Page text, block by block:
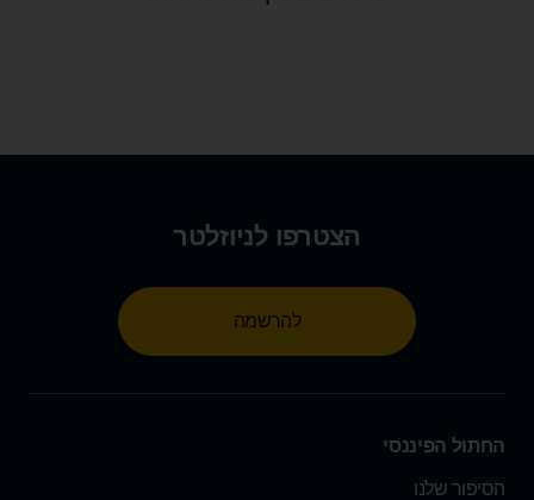
הצטרפו לניוזלטר
להרשמה
החתול הפיננסי
הסיפור שלנו